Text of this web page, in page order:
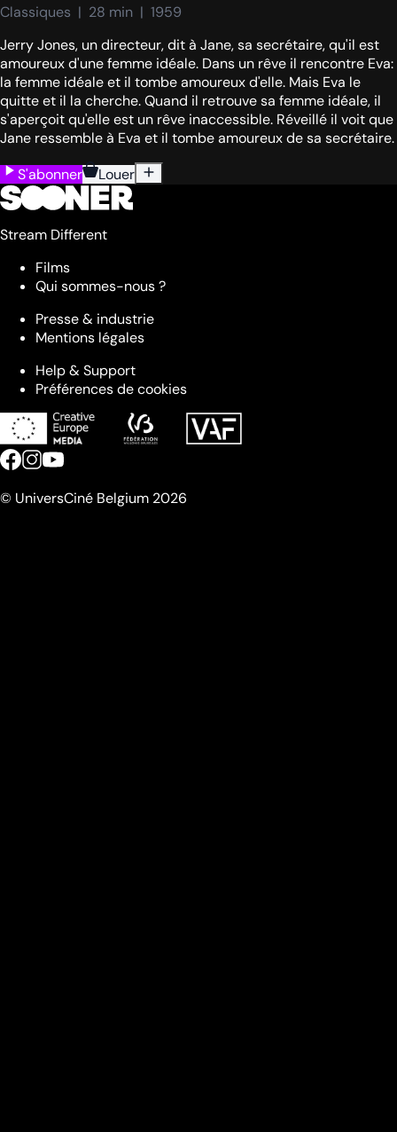
Classiques  |  28 min  |  1959
Jerry Jones, un directeur, dit à Jane, sa secrétaire, qu'il est
amoureux d'une femme idéale. Dans un rêve il rencontre Eva:
la femme idéale et il tombe amoureux d'elle. Mais Eva le
quitte et il la cherche. Quand il retrouve sa femme idéale, il
s'aperçoit qu'elle est un rêve inaccessible. Réveillé il voit que
Jane ressemble à Eva et il tombe amoureux de sa secrétaire.
S'abonner
Louer
Stream Different
Films
Qui sommes-nous ?
Presse & industrie
Mentions légales
Help & Support
Préférences de cookies
© UniversCiné Belgium 2026